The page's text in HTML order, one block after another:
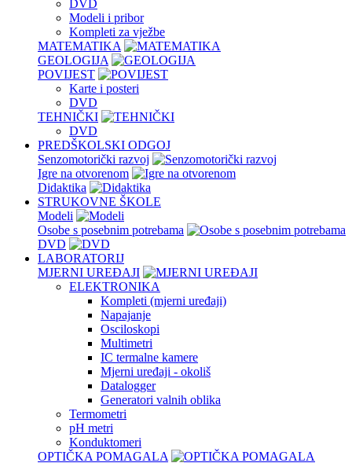
DVD
Modeli i pribor
Kompleti za vježbe
MATEMATIKA
GEOLOGIJA
POVIJEST
Karte i posteri
DVD
TEHNIČKI
DVD
PREDŠKOLSKI ODGOJ
Senzomotorički razvoj
Igre na otvorenom
Didaktika
STRUKOVNE ŠKOLE
Modeli
Osobe s posebnim potrebama
DVD
LABORATORIJ
MJERNI UREĐAJI
ELEKTRONIKA
Kompleti (mjerni uređaji)
Napajanje
Osciloskopi
Multimetri
IC termalne kamere
Mjerni uređaji - okoliš
Datalogger
Generatori valnih oblika
Termometri
pH metri
Konduktomeri
OPTIČKA POMAGALA